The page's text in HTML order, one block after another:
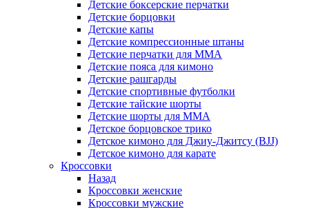
Детские боксерские перчатки
Детские борцовки
Детские капы
Детские компрессионные штаны
Детские перчатки для ММА
Детские пояса для кимоно
Детские рашгарды
Детские спортивные футболки
Детские тайские шорты
Детские шорты для ММА
Детское борцовское трико
Детское кимоно для Джиу-Джитсу (BJJ)
Детское кимоно для карате
Кроссовки
Назад
Кроссовки женские
Кроссовки мужские